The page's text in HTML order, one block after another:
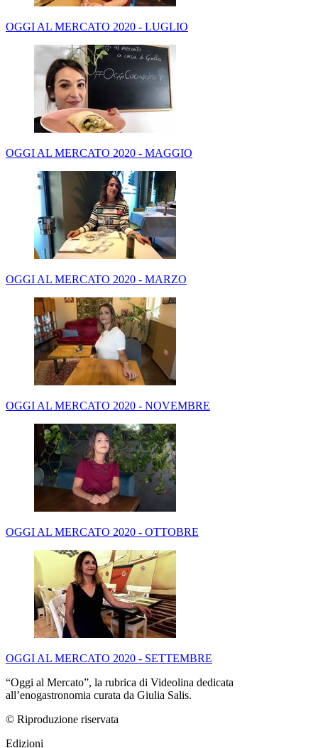
OGGI AL MERCATO 2020 - LUGLIO
OGGI AL MERCATO 2020 - MAGGIO
OGGI AL MERCATO 2020 - MARZO
OGGI AL MERCATO 2020 - NOVEMBRE
OGGI AL MERCATO 2020 - OTTOBRE
OGGI AL MERCATO 2020 - SETTEMBRE
“Oggi al Mercato”, la rubrica di Videolina dedicata
all’enogastronomia curata da Giulia Salis.
© Riproduzione riservata
Edizioni